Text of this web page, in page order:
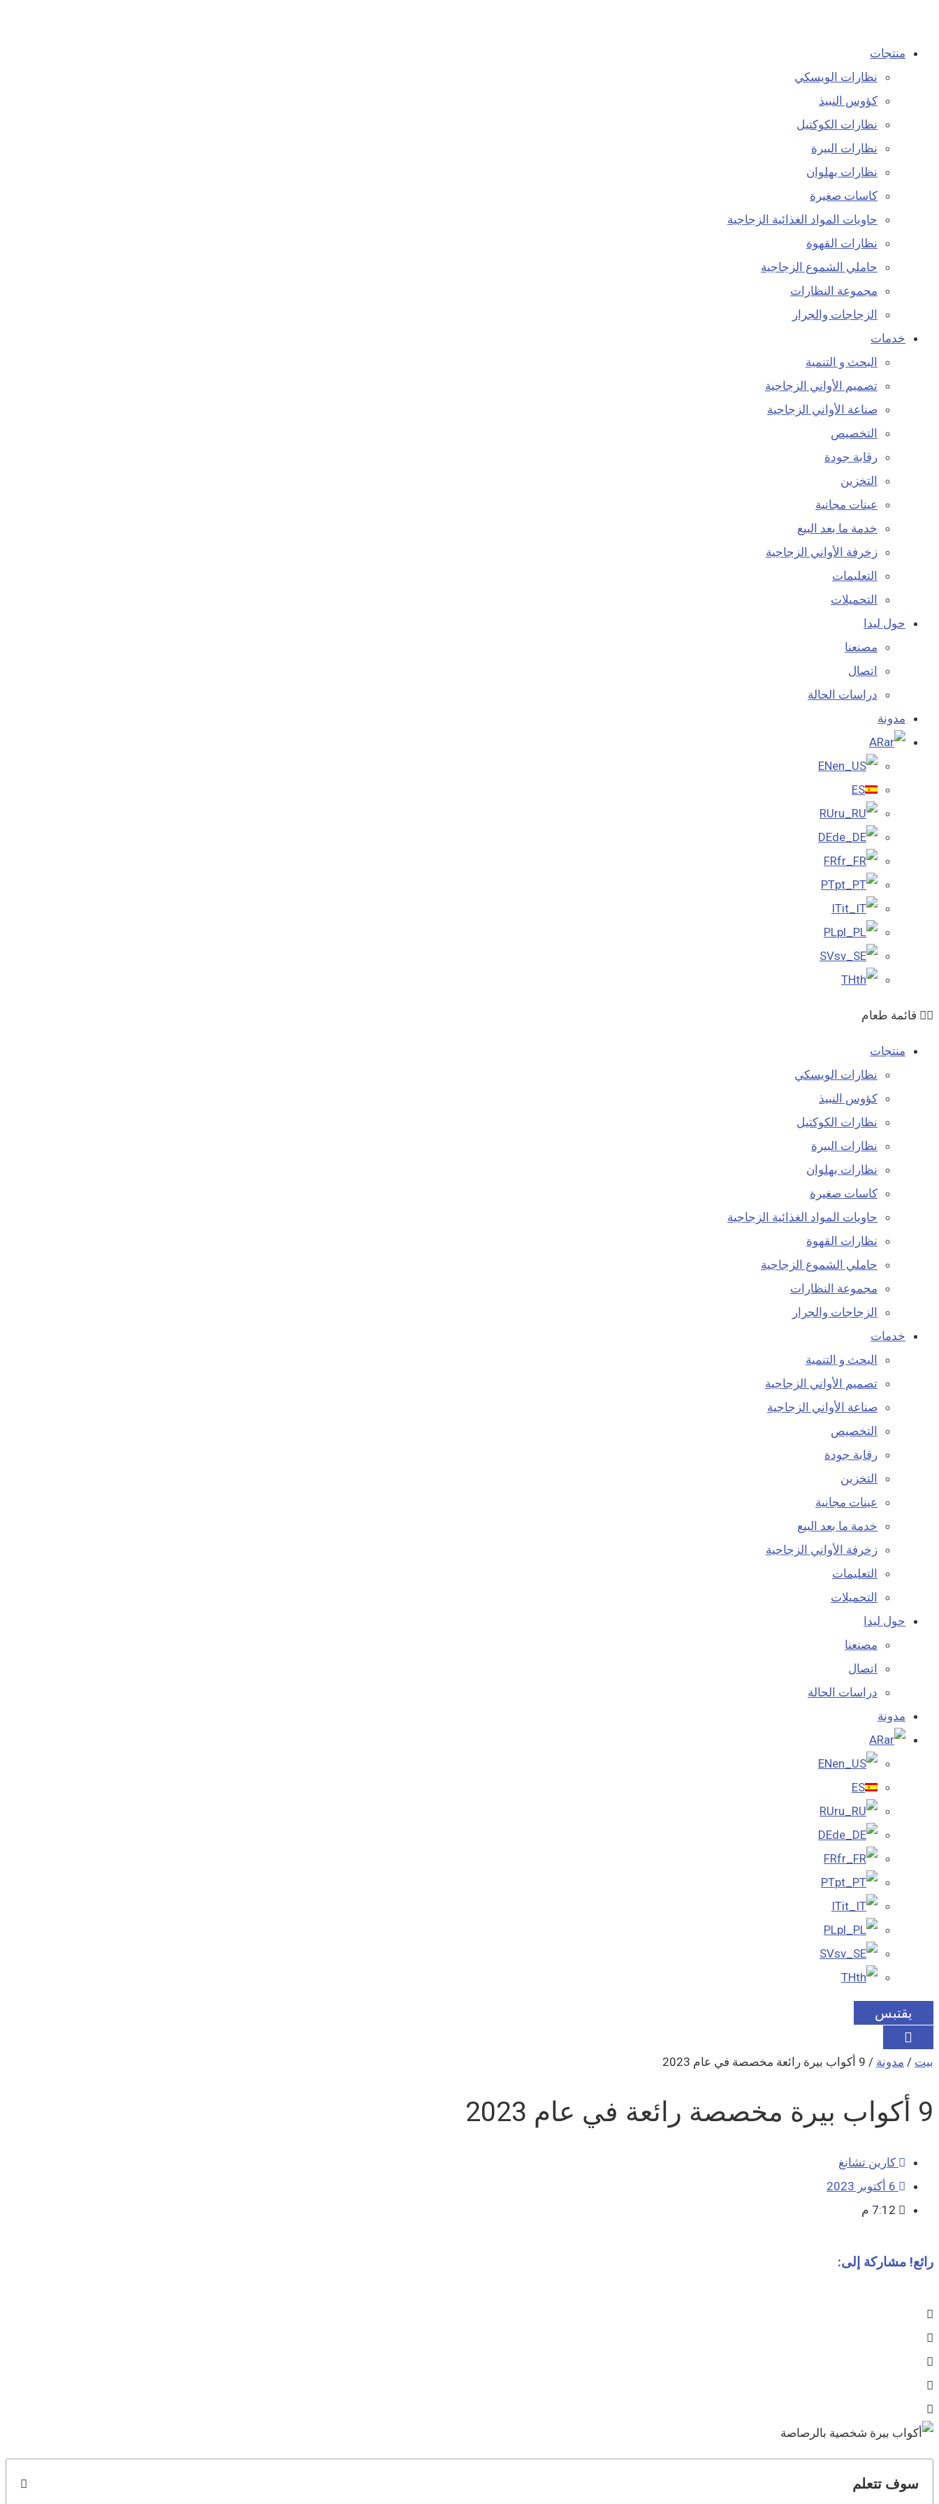
منتجات
نظارات الويسكي
كؤوس النبيذ
نظارات الكوكتيل
نظارات البيرة
نظارات بهلوان
كاسات صغيرة
حاويات المواد الغذائية الزجاجية
نظارات القهوة
حاملي الشموع الزجاجية
مجموعة النظارات
الزجاجات والجرار
خدمات
البحث و التنمية
تصميم الأواني الزجاجية
صناعة الأواني الزجاجية
التخصيص
رقابة جودة
التخزين
عينات مجانية
خدمة ما بعد البيع
زخرفة الأواني الزجاجية
التعليمات
التحميلات
حول ليدا
مصنعنا
اتصال
دراسات الحالة
مدونة
AR
EN
ES
RU
DE
FR
PT
IT
PL
SV
TH
قائمة طعام
منتجات
نظارات الويسكي
كؤوس النبيذ
نظارات الكوكتيل
نظارات البيرة
نظارات بهلوان
كاسات صغيرة
حاويات المواد الغذائية الزجاجية
نظارات القهوة
حاملي الشموع الزجاجية
مجموعة النظارات
الزجاجات والجرار
خدمات
البحث و التنمية
تصميم الأواني الزجاجية
صناعة الأواني الزجاجية
التخصيص
رقابة جودة
التخزين
عينات مجانية
خدمة ما بعد البيع
زخرفة الأواني الزجاجية
التعليمات
التحميلات
حول ليدا
مصنعنا
اتصال
دراسات الحالة
مدونة
AR
EN
ES
RU
DE
FR
PT
IT
PL
SV
TH
يقتبس
بيت / مدونة / 9 أكواب بيرة رائعة مخصصة في عام 2023
9 أكواب بيرة مخصصة رائعة في عام 2023
كارين تشانغ
6 أكتوبر 2023
7:12 م
رائع! مشاركة إلى:
سوف تتعلم